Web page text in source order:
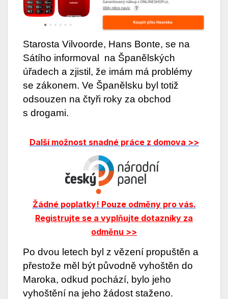
Starosta Vilvoorde, Hans Bonte, se na
Sátího informoval
na Španělských
úřadech a zjistil, že imám má problémy
se zákonem. Ve Španělsku byl totiž
odsouzen na čtyři roky za obchod
s drogami.
Další možnost snadné práce z domova >>
Žádné poplatky! Pouze odměny pro vás.
Registrujte se a vyplňujte dotazníky za
odměnu >>
Po dvou letech byl z vězení propuštěn a
přestože měl být původně vyhoštěn do
Maroka, odkud pochází, bylo jeho
vyhoštění na jeho žádost staženo.